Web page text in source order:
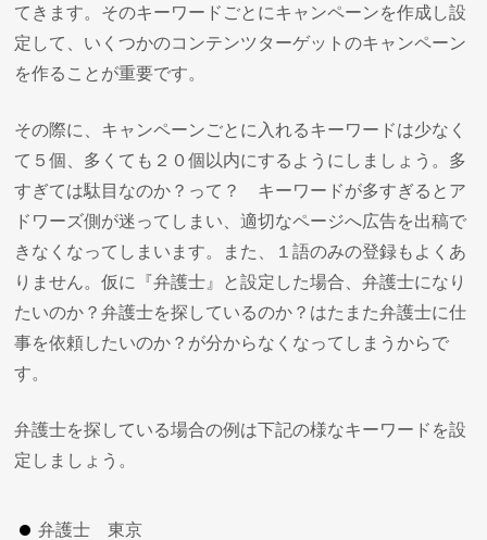
てきます。そのキーワードごとにキャンペーンを作成し設
定して、いくつかのコンテンツターゲットのキャンペーン
を作ることが重要です。
その際に、キャンペーンごとに入れるキーワードは少なく
て５個、多くても２０個以内にするようにしましょう。多
すぎては駄目なのか？って？ キーワードが多すぎるとア
ドワーズ側が迷ってしまい、適切なページへ広告を出稿で
きなくなってしまいます。また、１語のみの登録もよくあ
りません。仮に『弁護士』と設定した場合、弁護士になり
たいのか？弁護士を探しているのか？はたまた弁護士に仕
事を依頼したいのか？が分からなくなってしまうからで
す。
弁護士を探している場合の例は下記の様なキーワードを設
定しましょう。
弁護士 東京